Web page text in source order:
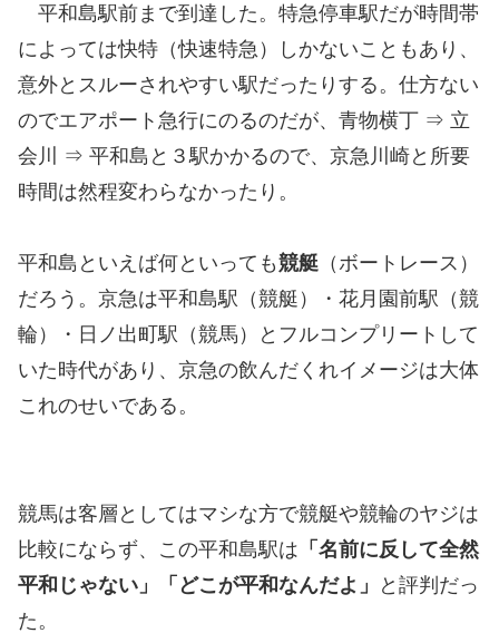
平和島駅前まで到達した。特急停車駅だが時間帯
によっては快特（快速特急）しかないこともあり、
意外とスルーされやすい駅だったりする。仕方ない
のでエアポート急行にのるのだが、青物横丁 ⇒ 立
会川 ⇒ 平和島と３駅かかるので、京急川崎と所要
時間は然程変わらなかったり。
平和島といえば何といっても競艇 （ボートレース）
だろう。京急は平和島駅（競艇）・花月園前駅（競
輪）・日ノ出町駅（競馬）とフルコンプリートして
いた時代があり、京急の飲んだくれイメージは大体
これのせいである。
競馬は客層としてはマシな方で競艇や競輪のヤジは
比較にならず、この平和島駅は 「名前に反して全然
平和じゃない」「どこが平和なんだよ」
と評判だっ
た。